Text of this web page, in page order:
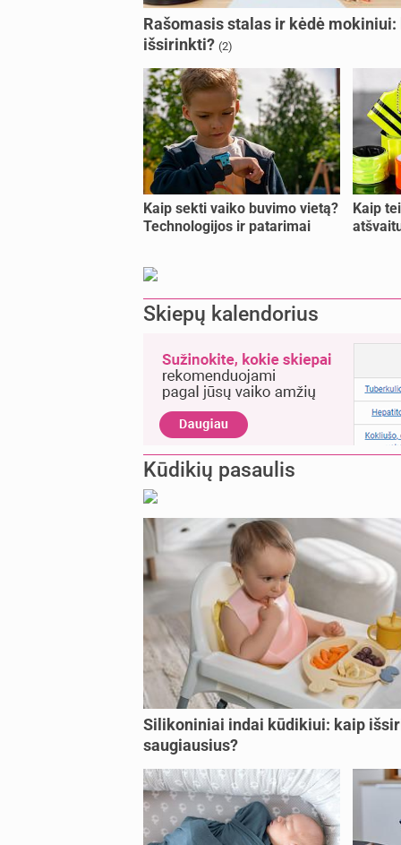
Rašomasis stalas ir kėdė mokiniui:
išsirinkti? (2)
Kaip sekti vaiko buvimo vietą?
Technologijos ir patarimai
Kaip
Skiepų kalendorius
Kūdikių pasaulis
Silikoniniai indai kūdikiui: kaip
saugiausius?